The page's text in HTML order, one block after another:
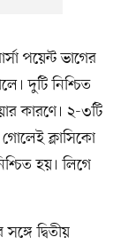
পয়েন্ট ভাগের
দুটি নিশ্চিত
কারণে। ২-৩টি
ক্লাসিকো
হয়। লিগে
দ্বিতীয়